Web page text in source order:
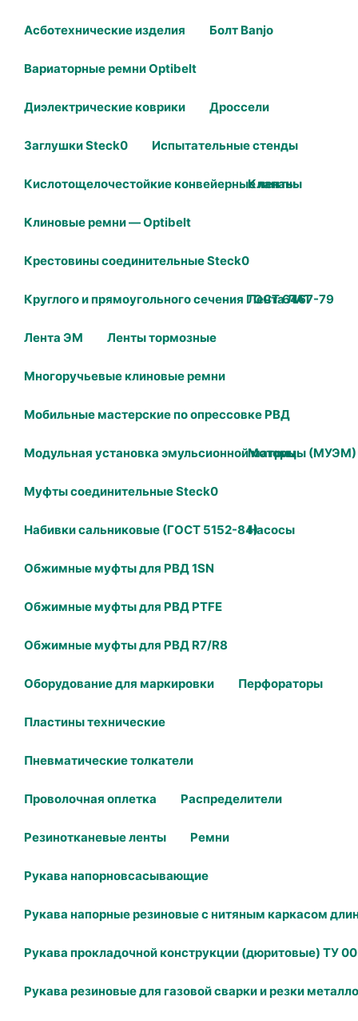
Асботехнические изделия Болт Banjo
Вариаторные ремни Optibelt
Диэлектрические коврики Дроссели
Заглушки Steck0 Испытательные стенды
Кислотощелочестойкие конвейерные ленты
Клапаны
Клиновые ремни — Optibelt
Крестовины соединительные Steck0
Круглого и прямоугольного сечения ГОСТ 6467-79
Лента ЛАТ
Лента ЭМ Ленты тормозные
Многоручьевые клиновые ремни
Мобильные мастерские по опрессовке РВД
Модульная установка эмульсионной матрицы (МУЭМ)
Моторы
Муфты соединительные Steck0
Набивки сальниковые (ГОСТ 5152-84)Насосы
Обжимные муфты для РВД 1SN
Обжимные муфты для РВД PTFE
Обжимные муфты для РВД R7/R8
Оборудование для маркировки Перфораторы
Пластины технические
Пневматические толкатели
Проволочная оплетка Распределители
Резинотканевые ленты Ремни
Рукава напорновсасывающие
Рукава напорные резиновые с нитяным каркасом
Рукава прокладочной конструкции (дюритовые) ТУ
Рукава резиновые для газовой сварки и резки